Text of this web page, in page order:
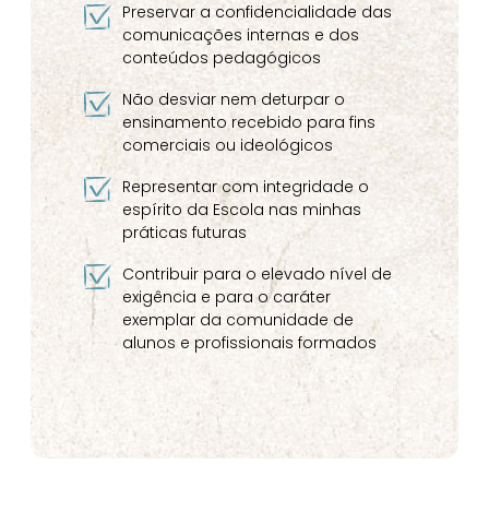
Preservar a confidencialidade das
comunicações internas e dos
conteúdos pedagógicos
Não desviar nem deturpar o
ensinamento recebido para fins
comerciais ou ideológicos
Representar com integridade o
espírito da Escola nas minhas
práticas futuras
Contribuir para o elevado nível de
exigência e para o caráter
exemplar da comunidade de
alunos e profissionais formados